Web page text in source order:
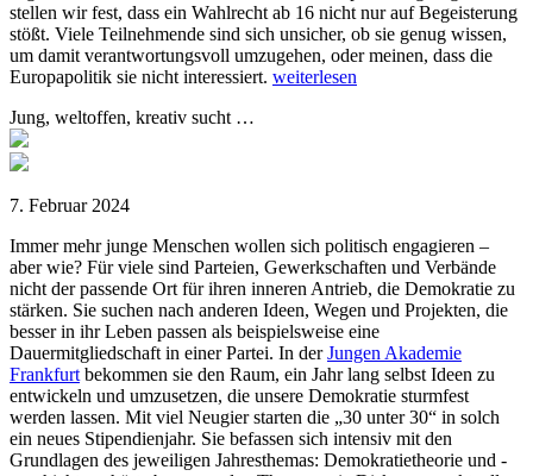
stellen wir fest, dass ein Wahlrecht ab 16 nicht nur auf Begeisterung
stößt. Viele Teilnehmende sind sich unsicher, ob sie genug wissen,
um damit verantwortungsvoll umzugehen, oder meinen, dass die
Europapolitik sie nicht interessiert. weiterlesen
Jung, weltoffen, kreativ sucht …
7. Februar 2024
Immer mehr junge Menschen wollen sich politisch engagieren –
aber wie? Für viele sind Parteien, Gewerkschaften und Verbände
nicht der passende Ort für ihren inneren Antrieb, die Demokratie zu
stärken. Sie suchen nach anderen Ideen, Wegen und Projekten, die
besser in ihr Leben passen als beispielsweise eine
Dauermitgliedschaft in einer Partei. In derJungen Akademie
Frankfurt bekommen sie den Raum, ein Jahr lang selbst Ideen zu
entwickeln und umzusetzen, die unsere Demokratie sturmfest
werden lassen. Mit viel Neugier starten die „30 unter 30“ in solch
ein neues Stipendienjahr. Sie befassen sich intensiv mit den
Grundlagen des jeweiligen Jahresthemas: Demokratietheorie und -